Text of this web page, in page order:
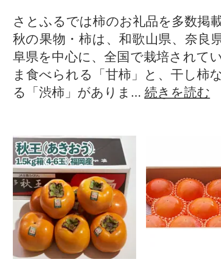
さとふるでは柿のお礼品を多数掲
秋の果物・柿は、和歌山県、奈良
阜県を中心に、全国で栽培されて
ま食べられる「甘柿」と、干し柿
る「渋柿」がありま... 続きを読む